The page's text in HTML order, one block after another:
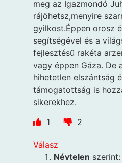
meg az Igazmondó
rájöhetsz,menyire
gyilkost.Éppen orosz
segítségével és a
fejlesztésű rakéta
vagy éppen Gáza. De
hihetetlen elszántság
támogatottság is
sikerekhez.
1
2
Válasz
Névtelen szerint: